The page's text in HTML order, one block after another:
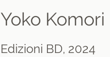
Yoko Komori
Edizioni BD, 2024